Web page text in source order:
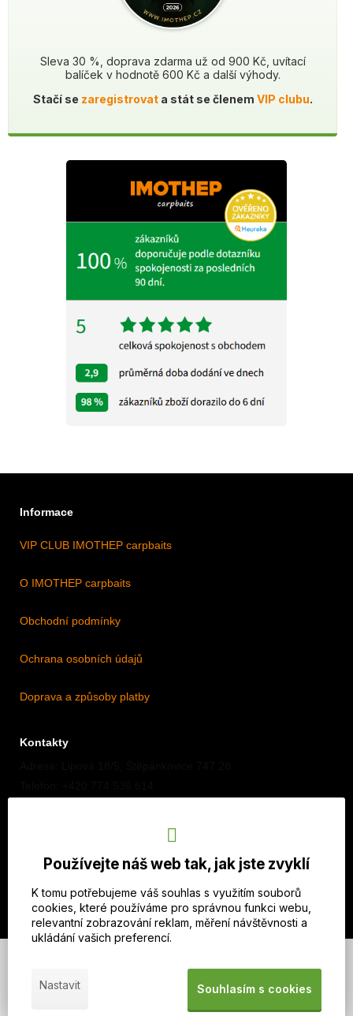
Sleva 30 %, doprava zdarma už od 900 Kč, uvítací
balíček v hodnotě 600 Kč a další výhody.
Stačí se zaregistrovata stát se členem VIP clubu.
Informace
VIP CLUB IMOTHEP carpbaits
O IMOTHEP carpbaits
Obchodní podmínky
Ochrana osobních údajů
Doprava a způsoby platby
Kontakty
Náš Instagram
Používejte náš web tak, jak jste zvyklí
K tomu potřebujeme váš souhlas s využitím souborů
cookies, které používáme pro správnou funkci webu,
relevantní zobrazování reklam, měření návštěvnosti a
ukládání vašich preferencí.
Nastavit Souhlasím s cookies